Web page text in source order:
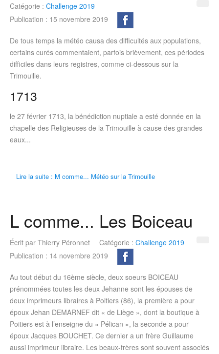
Catégorie : Challenge 2019
Publication : 15 novembre 2019
De tous temps la météo causa des difficultés aux populations,
certains curés commentaient, parfois brièvement, ces périodes
difficiles dans leurs registres, comme ci-dessous sur la
Trimouille.
1713
le 27 février 1713, la bénédiction nuptiale a esté donnée en la
chapelle des Religieuses de la Trimouille à cause des grandes
eaux...
Lire la suite : M comme... Météo sur la Trimouille
L comme... Les Boiceau
Écrit par Thierry Péronnet Catégorie : Challenge 2019
Publication : 14 novembre 2019
Au tout début du 16ème siècle, deux soeurs BOICEAU
prénommées toutes les deux Jehanne sont les épouses de
deux imprimeurs libraires à Poitiers (86), la première a pour
époux Jehan DEMARNEF dit « de Liège », dont la boutique à
Poitiers est à l’enseigne du « Pélican », la seconde a pour
époux Jacques BOUCHET. Ce dernier a un frère Guillaume
aussi imprimeur libraire. Les beaux-frères sont souvent associés